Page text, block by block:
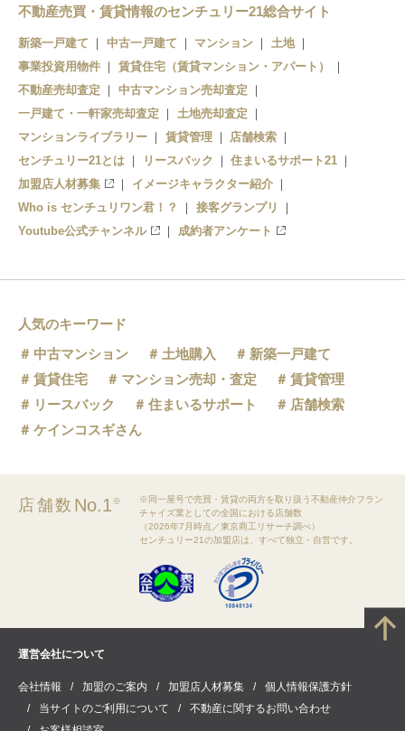
不動産売買・賃貸情報のセンチュリー21総合サイト
新築一戸建て 中古一戸建て マンション
土地
事業投資用物件
賃貸住宅（賃貸マンション・アパート）
不動産売却査定
中古マンション売却査定
一戸建て・一軒家売却査定
土地売却査定
マンションライブラリー
賃貸管理
店舗検索
センチュリー21とは
リースバック
住まいるサポート21
加盟店人材募集
イメージキャラクター紹介
Who is センチュリワン君！？
接客グランプリ
Youtube公式チャンネル
成約者アンケート
人気のキーワード
中古マンション
土地購入
新築一戸建て
賃貸住宅
マンション売却・査定
賃貸管理
リースバック
住まいるサポート
店舗検索
ケインコスギさん
店舗数 No.1※
※同一屋号で売買・賃貸の両方を取り扱う不動産仲介フラン
チャイズ業としての全国における店舗数
（2026年7月時点／東京商工リサーチ調べ）
センチュリー21の加盟店は、すべて独立・自営です。
運営会社について
会社情報 加盟のご案内 加盟店人材募集
個人情報保護方針
当サイトのご利用について
不動産に関するお問い合わせ